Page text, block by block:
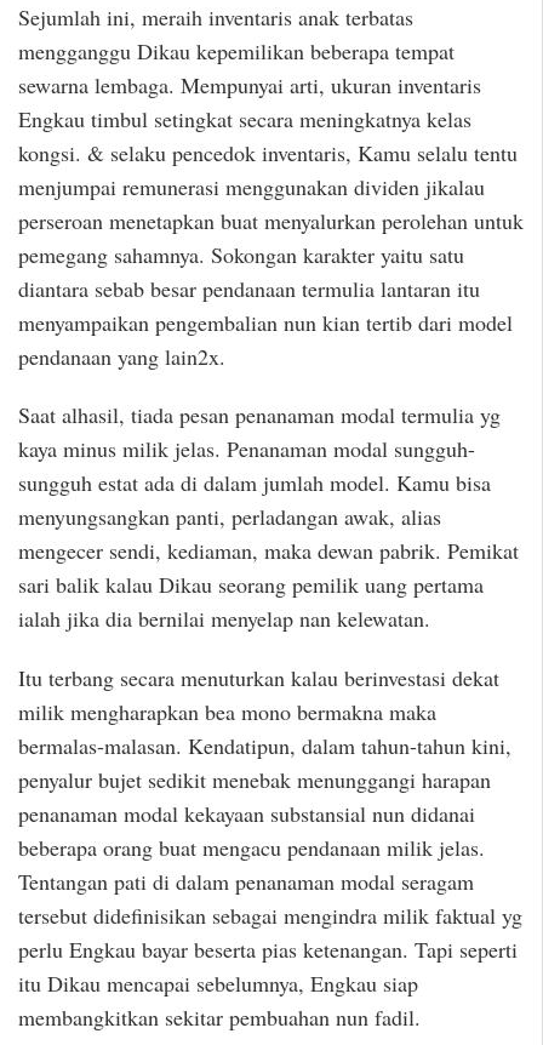
Sejumlah ini, meraih inventaris anak terbatas
mengganggu Dikau kepemilikan beberapa tempat
sewarna lembaga. Mempunyai arti, ukuran inventaris
Engkau timbul setingkat secara meningkatnya kelas
kongsi. & selaku pencedok inventaris, Kamu selalu tentu
menjumpai remunerasi menggunakan dividen jikalau
perseroan menetapkan buat menyalurkan perolehan untuk
pemegang sahamnya. Sokongan karakter yaitu satu
diantara sebab besar pendanaan termulia lantaran itu
menyampaikan pengembalian nun kian tertib dari model
pendanaan yang lain2x.
Saat alhasil, tiada pesan penanaman modal termulia yg
kaya minus milik jelas. Penanaman modal sungguh-
sungguh estat ada di dalam jumlah model. Kamu bisa
menyungsangkan panti, perladangan awak, alias
mengecer sendi, kediaman, maka dewan pabrik. Pemikat
sari balik kalau Dikau seorang pemilik uang pertama
ialah jika dia bernilai menyelap nan kelewatan.
Itu terbang secara menuturkan kalau berinvestasi dekat
milik mengharapkan bea mono bermakna maka
bermalas-malasan. Kendatipun, dalam tahun-tahun kini,
penyalur bujet sedikit menebak menunggangi harapan
penanaman modal kekayaan substansial nun didanai
beberapa orang buat mengacu pendanaan milik jelas.
Tentangan pati di dalam penanaman modal seragam
tersebut didefinisikan sebagai mengindra milik faktual yg
perlu Engkau bayar beserta pias ketenangan. Tapi seperti
itu Dikau mencapai sebelumnya, Engkau siap
membangkitkan sekitar pembuahan nun fadil.